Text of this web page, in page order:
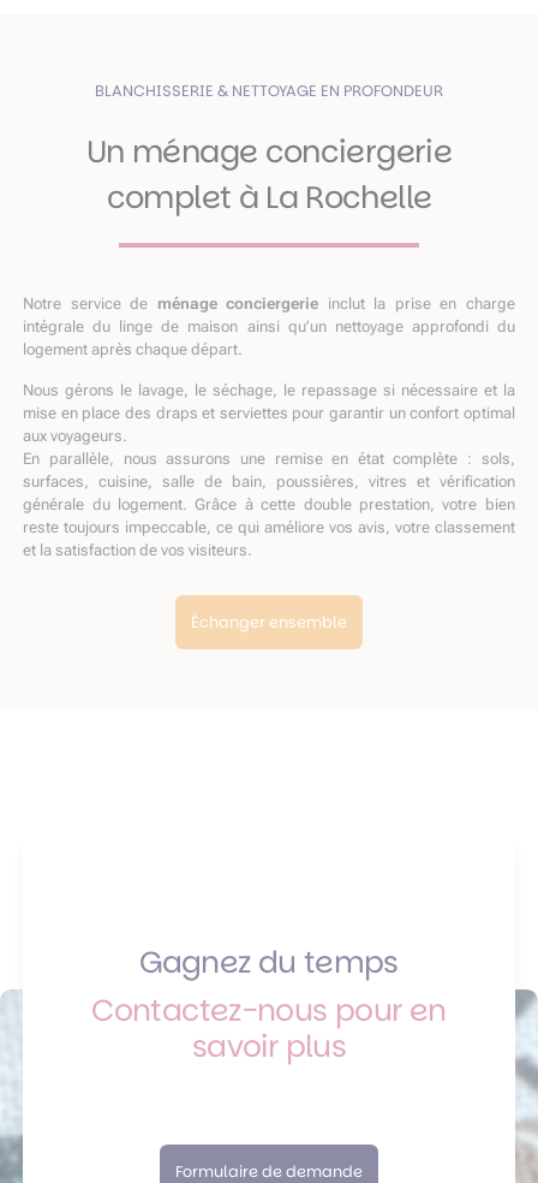
BLANCHISSERIE & NETTOYAGE EN PROFONDEUR
Un ménage conciergerie
complet à La Rochelle
Notre service de ménage conciergerie inclut la prise en charge
intégrale du linge de maison ainsi qu’un nettoyage approfondi du
logement après chaque départ.
Nous gérons le lavage, le séchage, le repassage si nécessaire et la
mise en place des draps et serviettes pour garantir un confort optimal
aux voyageurs.
En parallèle, nous assurons une remise en état complète : sols,
surfaces, cuisine, salle de bain, poussières, vitres et vérification
générale du logement. Grâce à cette double prestation, votre bien
reste toujours impeccable, ce qui améliore vos avis, votre classement
et la satisfaction de vos visiteurs.
Échanger ensemble
Gagnez du temps
Contactez-nous pour en
savoir plus
Formulaire de demande